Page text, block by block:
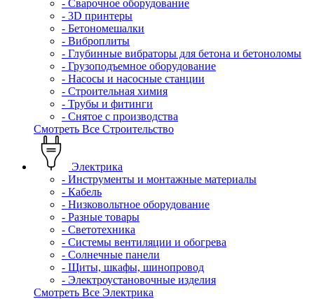
- Сварочное оборудование
- 3D принтеры
- Бетономешалки
- Виброплиты
- Глубинные вибраторы для бетона и бетоноломы
- Грузоподъемное оборудование
- Насосы и насосные станции
- Строительная химия
- Трубы и фитинги
- Снятое с производства
Смотреть Все Строительство
Электрика
- Инструменты и монтажные материалы
- Кабель
- Низковольтное оборудование
- Разные товары
- Светотехника
- Системы вентиляции и обогрева
- Солнечные панели
- Щиты, шкафы, шинопровод
- Электроустановочные изделия
Смотреть Все Электрика